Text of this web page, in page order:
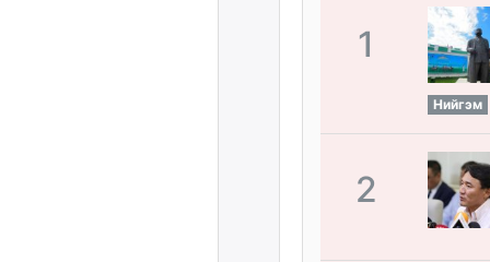
1
Нийгэм
2